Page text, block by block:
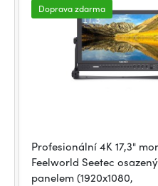
Doprava zdarma
Profesionální 4K 17,3"
Feelworld Seetec
panelem (1920x1080,